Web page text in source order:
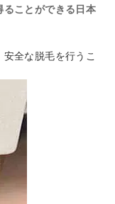
ることができる日本
全な脱毛を行うこ